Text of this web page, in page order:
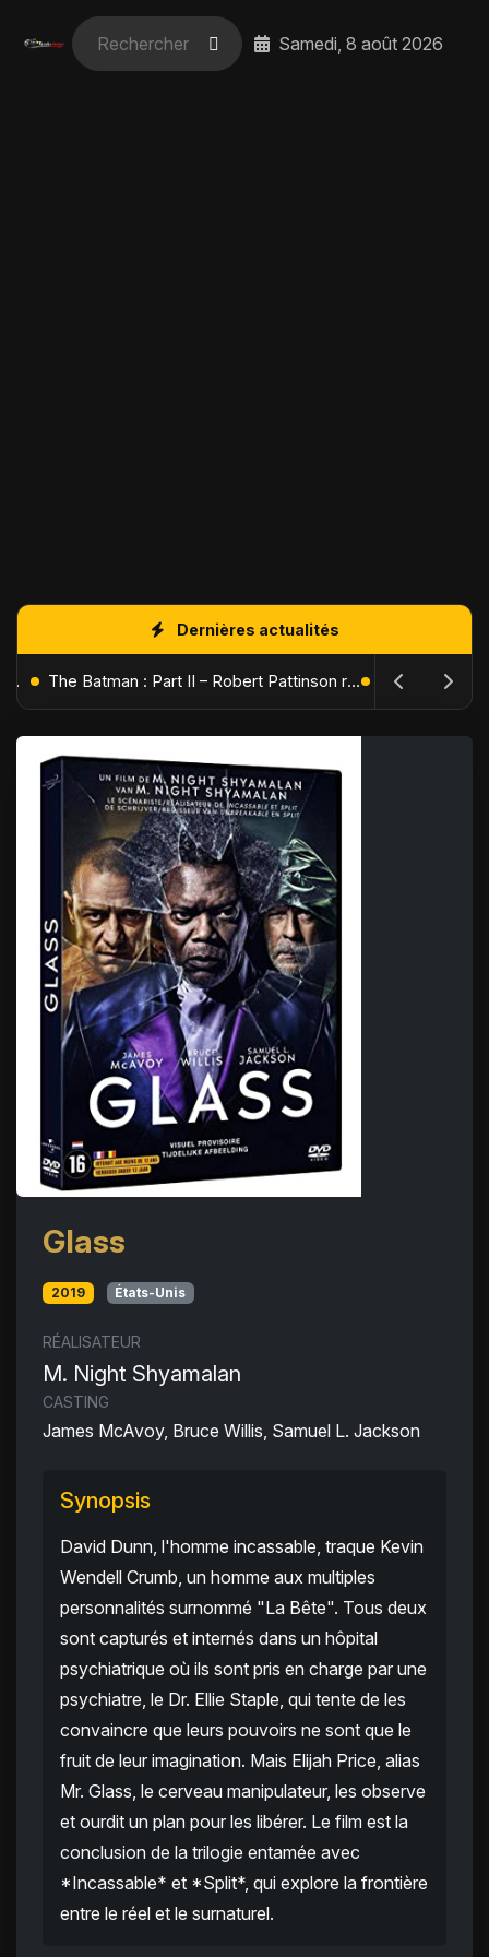
Samedi, 8 août 2026
Dernières actualités
L'Âge de Glace : Le Réveil du Volcan – Manny, Sid et Diego de retour pour une aventure explosive The Batman : Part II – Robert Pattinson replonge dans les ténèbres de Gotham dès octobre 2027
Glass
2019 États-Unis
RÉALISATEUR
M. Night Shyamalan
CASTING
James McAvoy, Bruce Willis, Samuel L. Jackson
Synopsis
David Dunn, l'homme incassable, traque Kevin
Wendell Crumb, un homme aux multiples
personnalités surnommé "La Bête". Tous deux
sont capturés et internés dans un hôpital
psychiatrique où ils sont pris en charge par une
psychiatre, le Dr. Ellie Staple, qui tente de les
convaincre que leurs pouvoirs ne sont que le
fruit de leur imagination. Mais Elijah Price, alias
Mr. Glass, le cerveau manipulateur, les observe
et ourdit un plan pour les libérer. Le film est la
conclusion de la trilogie entamée avec
*Incassable* et *Split*, qui explore la frontière
entre le réel et le surnaturel.